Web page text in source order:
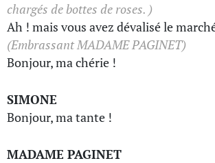
chargés de bottes de roses. )
Ah ! mais vous avez dévalisé le
(Embrassant MADAME PAGINET)
Bonjour, ma chérie !
SIMONE
Bonjour, ma tante !
MADAME PAGINET